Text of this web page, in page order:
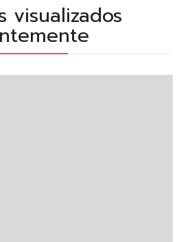
visualizados